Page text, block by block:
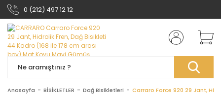
0 (212) 497 12 12
Anasayfa BİSİKLETLER Dağ Bisikletleri Carraro Force 920 29 Jant,